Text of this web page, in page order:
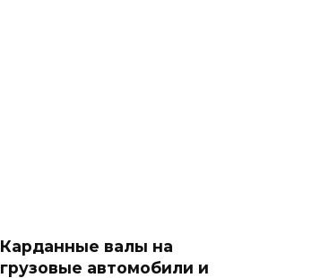
Карданные валы на
грузовые автомобили и